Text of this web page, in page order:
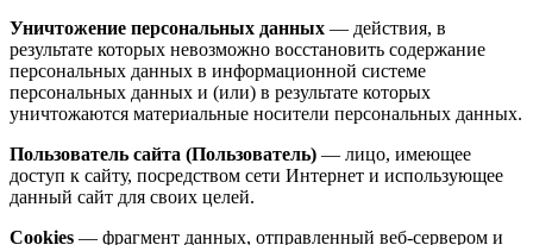
Уничтожение персональных данных — действия, в
результате которых невозможно восстановить содержание
персональных данных в информационной системе
персональных данных и (или) в результате которых
уничтожаются материальные носители персональных данных.
Пользователь сайта (Пользователь) — лицо, имеющее
доступ к сайту, посредством сети Интернет и использующее
данный сайт для своих целей.
Cookies — фрагмент данных, отправленный веб-сервером и